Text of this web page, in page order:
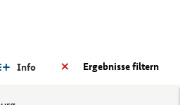
Ergebnisse filtern
Info